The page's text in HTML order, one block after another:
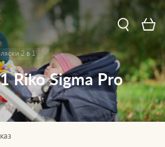
2 в 1
Riko Sigma Pro